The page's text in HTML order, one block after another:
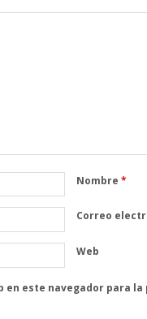
Nombre *
Correo
Web
este navegador para